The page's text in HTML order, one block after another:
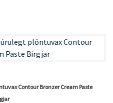
Contour Bronzer Cream Paste